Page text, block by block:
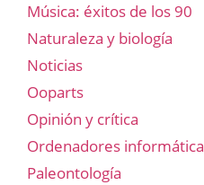
Música: éxitos de los 90
Naturaleza y biología
Noticias
Ooparts
Opinión y crítica
Ordenadores informática
Paleontología